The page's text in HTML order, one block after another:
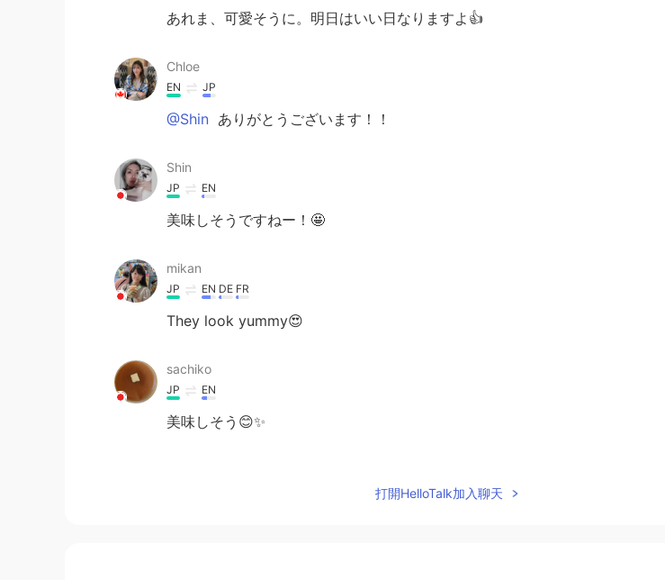
あれま、可愛そうに。明日はいい日なりますよ👍️
Chloe
EN JP
@Shin ありがとうございます！！
Shin
JP EN
美味しそうですねー！🤩
mikan
JP EN DE FR
They look yummy😍
sachiko
JP EN
美味しそう😊✨
打開HelloTalk加入聊天